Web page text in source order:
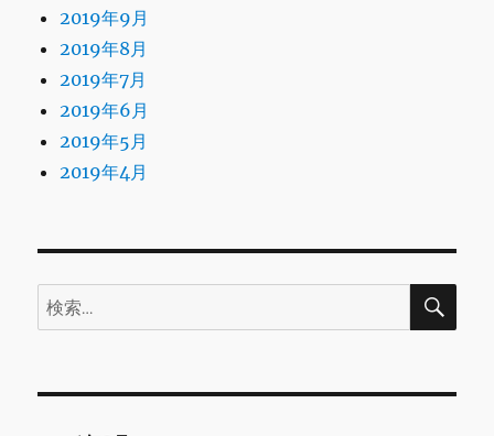
2019年9月
2019年8月
2019年7月
2019年6月
2019年5月
2019年4月
検
索:
検